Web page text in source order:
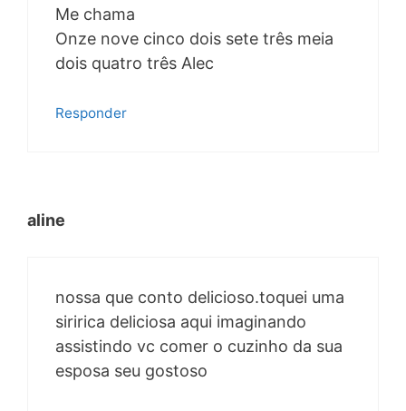
Me chama
Onze nove cinco dois sete três meia
dois quatro três Alec
Responder
aline
nossa que conto delicioso.toquei uma
siririca deliciosa aqui imaginando
assistindo vc comer o cuzinho da sua
esposa seu gostoso